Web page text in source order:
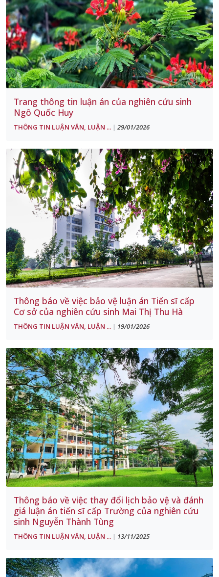
Trang thông tin luận án của nghiên cứu sinh
Ngô Quốc Huy
THÔNG TIN LUẬN VĂN, LUẬN ... | 29/01/2026
Thông báo về việc bảo vệ luận án Tiến sĩ cấp
Cơ sở của nghiên cứu sinh Mai Thị Thu Hà
THÔNG TIN LUẬN VĂN, LUẬN ... | 19/01/2026
Thông báo về việc thay đổi lịch bảo vệ và đánh
giá luận án tiến sĩ cấp Trường của nghiên cứu
sinh Nguyễn Thành Tùng
THÔNG TIN LUẬN VĂN, LUẬN ... 13/11/2025